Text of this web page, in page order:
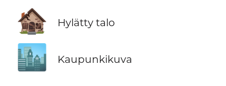
🏚️ Hylätty talo
🏙️ Kaupunkikuva